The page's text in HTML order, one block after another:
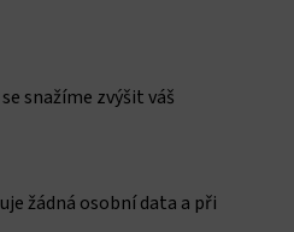
snažíme zvýšit váš
žádná osobní data a při